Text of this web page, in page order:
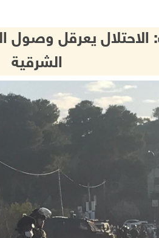
الاحتلال يعرقل وصول
الشرقية